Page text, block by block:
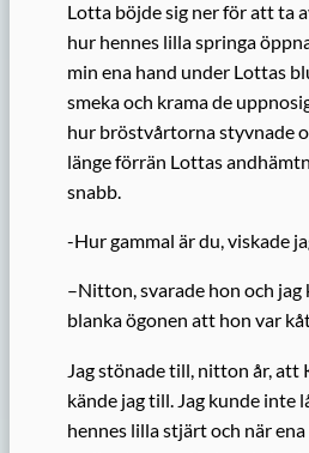
Lotta böjde sig ner för att ta
hur hennes lilla springa
min ena hand under Lottas
smeka och krama de
hur bröstvårtorna styvnade
länge förrän Lottas
snabb.
-Hur gammal är du, viskade
–Nitton, svarade hon och jag
blanka ögonen att hon var
Jag stönade till, nitton år, att
kände jag till. Jag kunde inte
hennes lilla stjärt och när